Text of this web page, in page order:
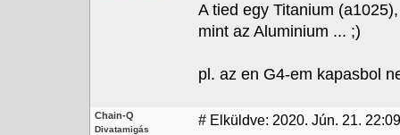
A tied egy Titanium
mint az Aluminium ... ;)
pl. az en G4-em kapasbol
Chain-Q
Divatamigás
# Elküldve: 2020. Jún. 21.